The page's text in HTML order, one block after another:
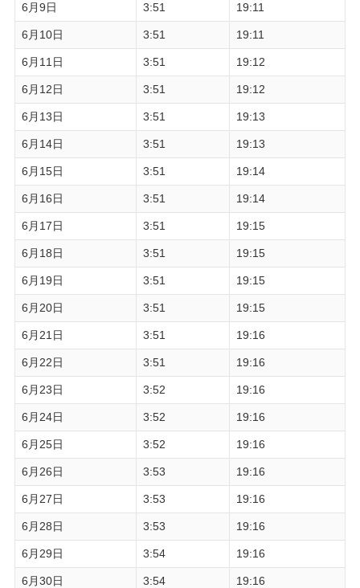
6月9日 3:51 19:11
6月10日 3:51 19:11
6月11日 3:51 19:12
6月12日 3:51 19:12
6月13日 3:51 19:13
6月14日 3:51 19:13
6月15日 3:51 19:14
6月16日 3:51 19:14
6月17日 3:51 19:15
6月18日 3:51 19:15
6月19日 3:51 19:15
6月20日 3:51 19:15
6月21日 3:51 19:16
6月22日 3:51 19:16
6月23日 3:52 19:16
6月24日 3:52 19:16
6月25日 3:52 19:16
6月26日 3:53 19:16
6月27日 3:53 19:16
6月28日 3:53 19:16
6月29日 3:54 19:16
6月30日 3:54 19:16